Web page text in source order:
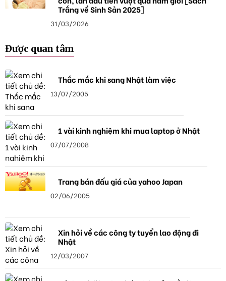
Trắng về Sinh Sản 2025]
31/03/2026
Được quan tâm
Thắc mắc khi sang Nhật làm việc
13/07/2005
1 vài kinh nghiệm khi mua laptop ở Nhật
07/07/2008
Trang bán đấu giá của yahoo Japan
02/06/2005
Xin hỏi về các công ty tuyển lao động đi
Nhật
12/03/2007